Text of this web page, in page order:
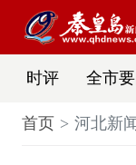
时评 全市
首页 河北新闻